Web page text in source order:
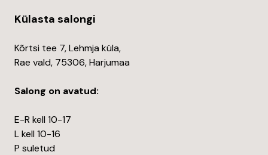
Külasta salongi
Kõrtsi tee 7, Lehmja küla,
Rae vald, 75306, Harjumaa
Salong on avatud:
E-R kell 10-17
L kell 10-16
P suletud